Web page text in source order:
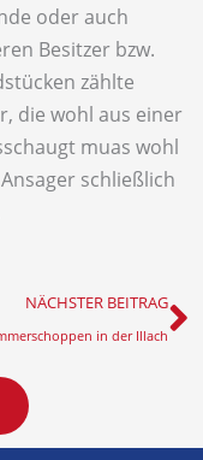
oder auch
Besitzer bzw.
zählte
die wohl aus einer
muas wohl
schließlich
NÄCHSTER BEITRAG
in der Illach